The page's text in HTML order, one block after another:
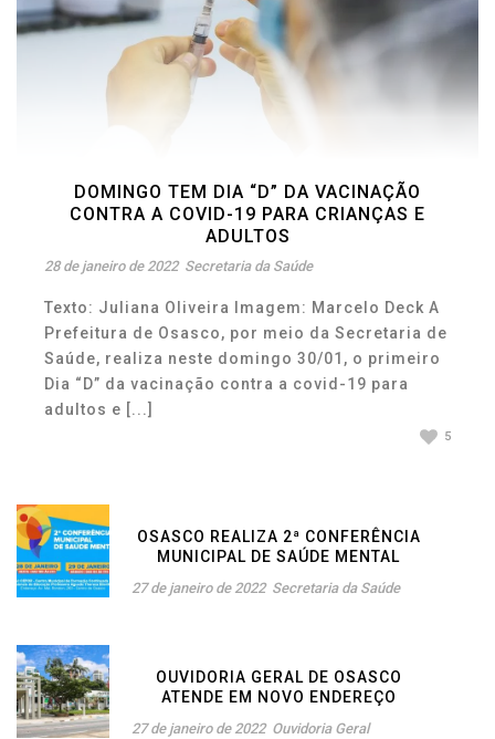
DOMINGO TEM DIA “D” DA VACINAÇÃO
CONTRA A COVID-19 PARA CRIANÇAS E
ADULTOS
28 de janeiro de 2022 Secretaria da Saúde
Texto: Juliana Oliveira Imagem: Marcelo Deck A
Prefeitura de Osasco, por meio da Secretaria de
Saúde, realiza neste domingo 30/01, o primeiro
Dia “D” da vacinação contra a covid-19 para
adultos e [...]
5
OSASCO REALIZA 2ª CONFERÊNCIA
MUNICIPAL DE SAÚDE MENTAL
27 de janeiro de 2022 Secretaria da Saúde
OUVIDORIA GERAL DE OSASCO
ATENDE EM NOVO ENDEREÇO
27 de janeiro de 2022 Ouvidoria Geral